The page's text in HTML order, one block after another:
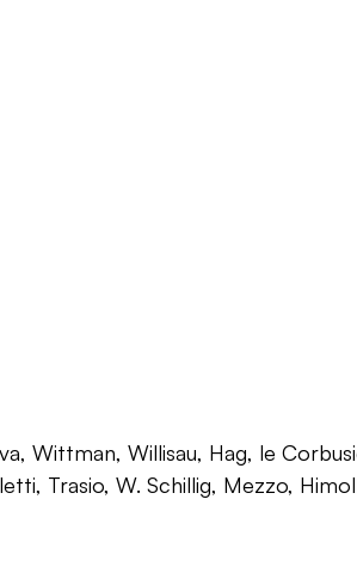
Willisau, Hag, le
Trasio, W. Schillig, Mezzo,